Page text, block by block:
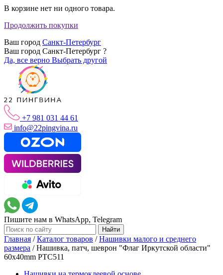
В корзине нет ни одного товара.
Продолжить покупки
Ваш город Санкт-Петербург
Ваш город Санкт-Петербург ?
Да, все верно Выбрать другой
+7 981 031 44 61
info@22pingvina.ru
Пишите нам в WhatsApp, Telegram
Главная /Каталог товаров /Нашивки малого и среднего
размера /Нашивка, патч, шеврон "Флаг Иркутской области"
60x40mm PTC511